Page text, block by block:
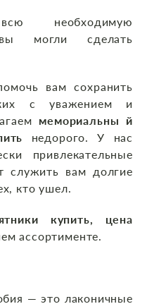
необходимую
могли сделать
вам сохранить
с уважением и
мемориальны й
недорого. У нас
привлекательные
служить вам долгие
кто ушел.
купить, цена
ассортименте.
— это лаконичные